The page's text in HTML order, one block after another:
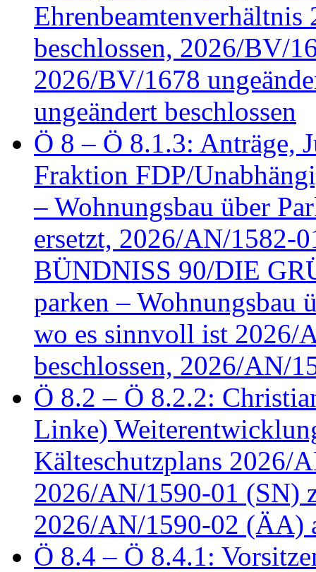
beschlossen, 2026/BV/
2026/BV/1678
ungeändert beschlossen
Ö 8 – Ö 8.1.3: Anträge,
Fraktion FDP/
– Wohnungsbau über
ersetzt, 2026/AN/1582-
BÜNDNISS 90/DIE
parken – Wohnungsbau
wo es sinnvoll ist 2026/
beschlossen, 2026/AN/
Ö 8.2 – Ö 8.2.2:
Linke)
Kälteschutzplans 2026/
2026/AN/1590-01 (SN)
2026/AN/1590-02 (ÄA)
Ö 8.4 – Ö 8.4.1: